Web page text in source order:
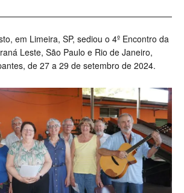
em Limeira, SP, sediou o 4º Encontro da
Leste, São Paulo e Rio de Janeiro,
de 27 a 29 de setembro de 2024.